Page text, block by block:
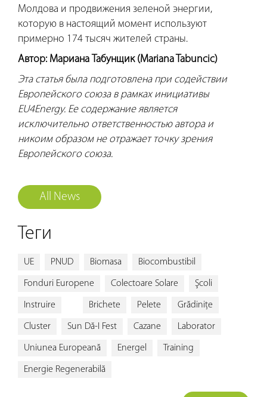
Молдова и продвижения зеленой энергии,
которую в настоящий момент используют
примерно 174 тысяч жителей страны.
Автор: Мариана Табунщик (Mariana Tabuncic)
Эта статья была подготовлена при содействии
Европейского союза в рамках инициативы
EU4Energy. Ее содержание является
исключительно ответственностью автора и
никоим образом не отражает точку зрения
Европейского союза.
All News
Теги
UE PNUD Biomasa Biocombustibil
Fonduri Europene Colectoare Solare Şcoli
Instruire Brichete Pelete Grădiniţe
Cluster Sun Dă-I Fest Cazane Laborator
Uniunea Europeană Energel Training
Energie Regenerabilă